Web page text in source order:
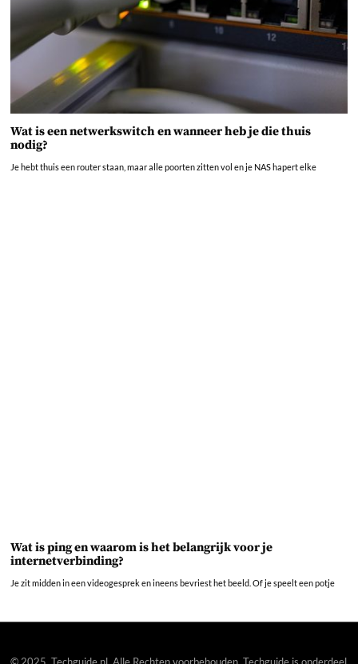
Wat is een netwerkswitch en wanneer heb je die thuis
nodig?
Je hebt thuis een router staan, maar alle poorten zitten vol en je NAS hapert elke
Wat is ping en waarom is het belangrijk voor je
internetverbinding?
Je zit midden in een videogesprek en ineens bevriest het beeld. Of je speelt een potje